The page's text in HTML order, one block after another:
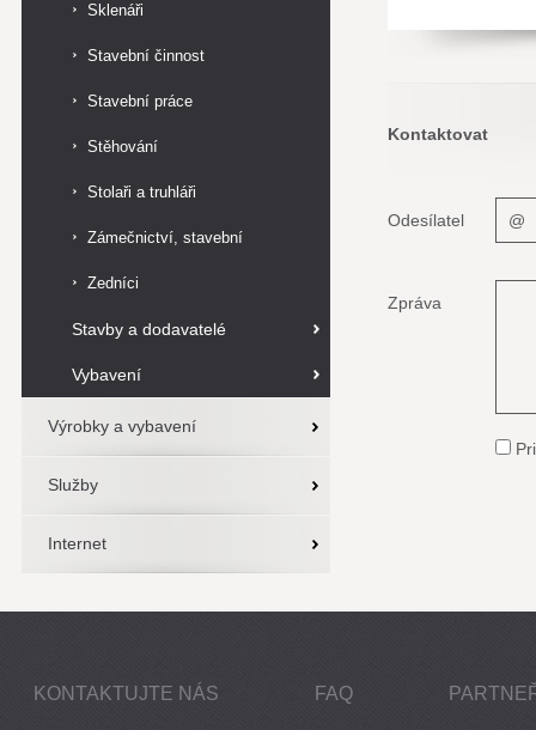
Sklenáři
Stavební činnost
Stavební práce
Stěhování
Stolaři a truhláři
Zámečnictví, stavební
zámečnictví
Zedníci
Stavby a dodavatelé
Vybavení
Výrobky a vybavení
Služby
Internet
Kontaktovat
Odesílatel
Zpráva
KONTAKTUJTE NÁS FAQ